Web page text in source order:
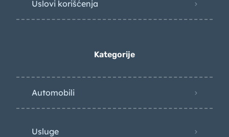
Uslovi korišćenja
Kategorije
Automobili
Usluge